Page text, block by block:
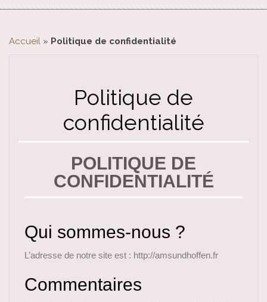
Accueil » Politique de confidentialité
Politique de
confidentialité
POLITIQUE DE
CONFIDENTIALITÉ
Qui sommes-nous ?
L’adresse de notre site est : http://amsundhoffen.fr
Commentaires